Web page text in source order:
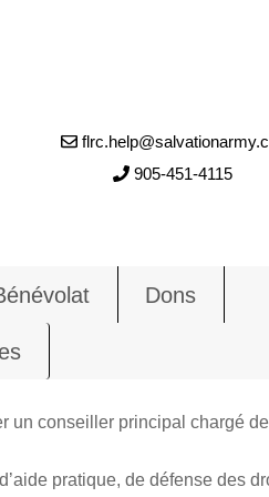
905-451-4115
Dons
un conseiller principal chargé
pratique, de défense des